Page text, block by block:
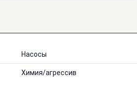
Насосы
Химия/агрессив